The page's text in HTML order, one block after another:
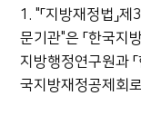
1. "「지방재정법」
문기관"은 「한국지
지방행정연구원과
국지방재정공제회